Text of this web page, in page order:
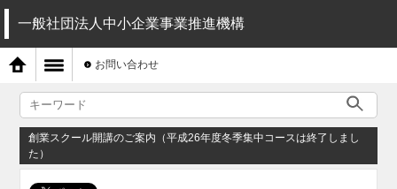
一般社団法人中小企業事業推進機構
お問い合わせ
創業スクール開講のご案内（平成26年度冬季集中コースは終了しまし
た）